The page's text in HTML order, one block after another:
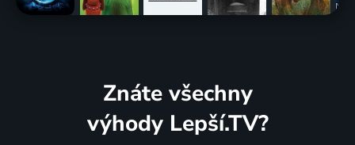
Znáte všechny
výhody Lepší.TV?